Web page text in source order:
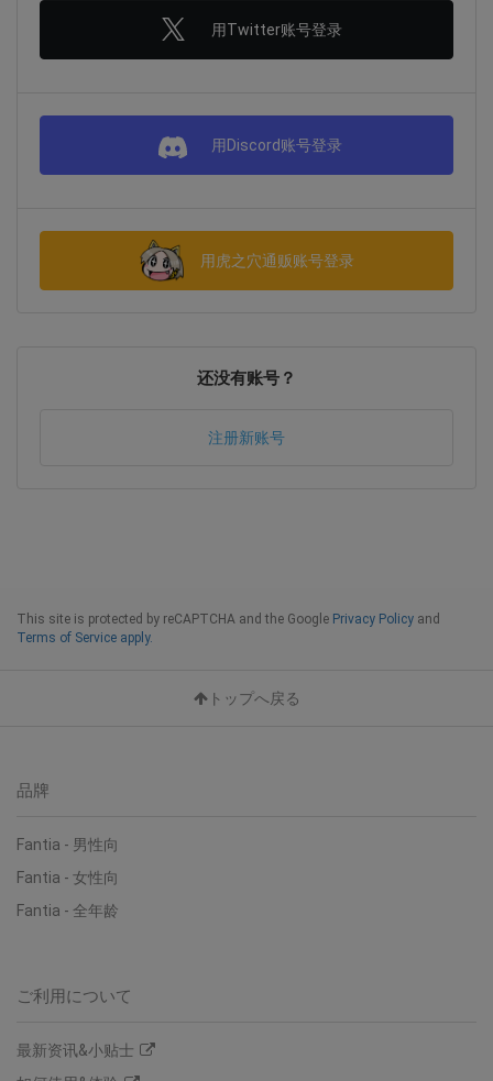
用Twitter账号登录
用Discord账号登录
用虎之穴通贩账号登录
还没有账号？
注册新账号
This site is protected by reCAPTCHA and the Google Privacy Policy and
Terms of Service apply.
トップへ戻る
品牌
Fantia - 男性向
Fantia - 女性向
Fantia - 全年龄
ご利用について
最新资讯&小贴士